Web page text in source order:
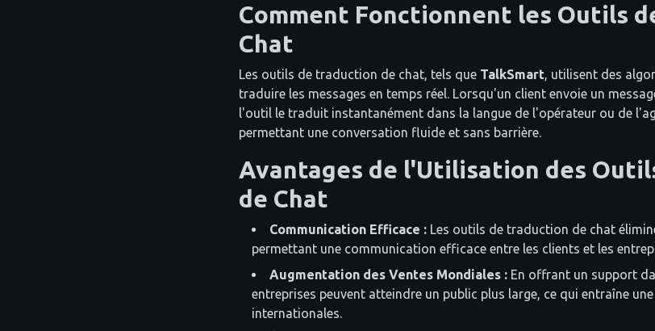
Comment Fonctionnent les Outils
Chat
Les outils de traduction de chat, tels que TalkSmart, utilisent des
traduire les messages en temps réel. Lorsqu'un client envoie un
l'outil le traduit instantanément dans la langue de l'opérateur ou de
permettant une conversation fluide et sans barrière.
Avantages de l'Utilisation des
de Chat
Communication Efficace : Les outils de traduction de chat
permettant une communication efficace entre les clients et les
Augmentation des Ventes Mondiales : En offrant un support
entreprises peuvent atteindre un public plus large, ce qui entraîne
internationales.